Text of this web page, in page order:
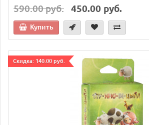
590.00 руб. 450.00 руб.
Купить
Cкидка: 140.00 руб.